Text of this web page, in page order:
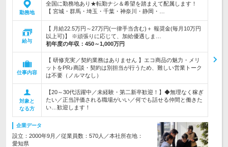
勤務地
全国に勤務地あり★転勤ナシ＆希望を踏まえて配属します！
【 宮城・群馬・埼玉・千葉・神奈川・静岡・…
給与
【 月給22.5万円～27万円(一律手当含む)＋ 報奨金(毎月10万円
以上可)】 ※頑張りに応じて、加給優遇しま…
初年度の年収： 450～1,000万円
仕事内容
【 研修充実／契約業務はありません 】エコ商品の魅力・メリ
ットをPR♪商談・契約は別担当が行うため、難しい営業トーク
は不要（ノルマなし）
対象と
なる方
【20～30代活躍中／未経験・第二新卒歓迎！】◆無理なく稼ぎ
たい／正当評価される職場がいい／何でも話せる仲間と働きた
い…歓迎します！
企業データ
設立：2000年9月／従業員数：570人／本社所在地：
愛知県